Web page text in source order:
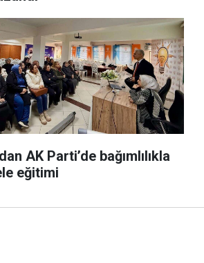
AK Parti’de bağımlılıkla
eğitimi